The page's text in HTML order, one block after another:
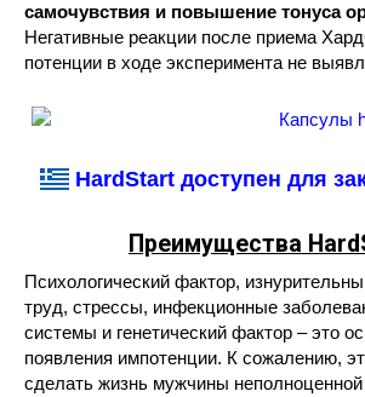
самочувствия и повышение тонуса
Негативные реакции после приема
потенции в ходе эксперимента не
HardStart доступен для
Преимущества
Психологический фактор,
труд, стрессы, инфекционные
системы и генетический фактор – это
появления импотенции. К сожалению,
сделать жизнь мужчины